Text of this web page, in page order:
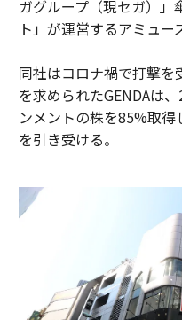
ガグループ（現セガ）
ト」が運営するアミュー
同社はコロナ禍で打撃
を求められたGENDAは
ンメントの株を85%取
を引き受ける。